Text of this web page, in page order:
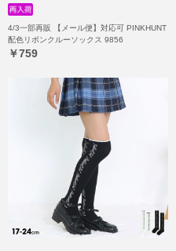
4/3一部再販 【メール便】対応可 PINKHUNT
配色リボンクルーソックス 9856
￥759